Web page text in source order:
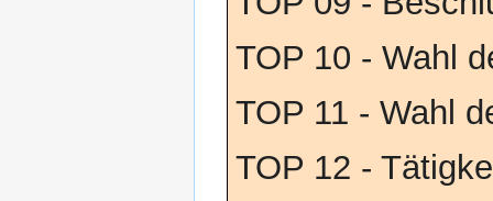
TOP 10 - Wahl
TOP 11 - Wahl
TOP 12 -